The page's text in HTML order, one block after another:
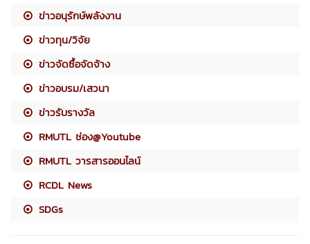
ข่าวอนุรักษ์พลังงาน
ข่าวทุน/วิจัย
ข่าวจัดซื้อจัดจ้าง
ข่าวอบรม/เสวนา
ข่าวรับรางวัล
RMUTL ช่อง@Youtube
RMUTL วารสารออนไลน์
RCDL News
SDGs